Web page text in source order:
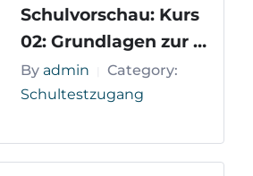
Schulvorschau: Kurs
02: Grundlagen zur r
egelgeleiteten Recht
schreibung
By admin
Category:
Schultestzugang